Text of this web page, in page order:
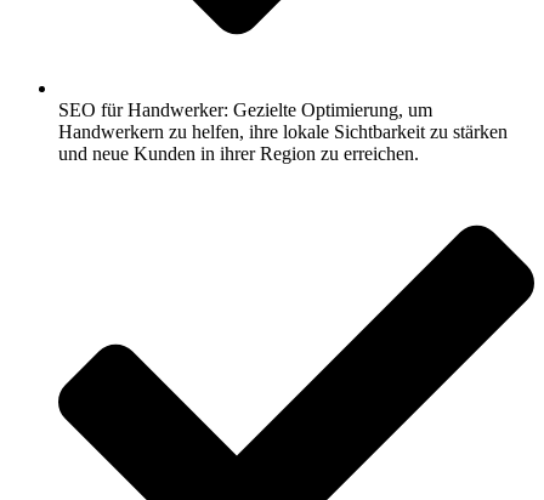
SEO für Handwerker: Gezielte Optimierung, um
Handwerkern zu helfen, ihre lokale Sichtbarkeit zu stärken
und neue Kunden in ihrer Region zu erreichen.